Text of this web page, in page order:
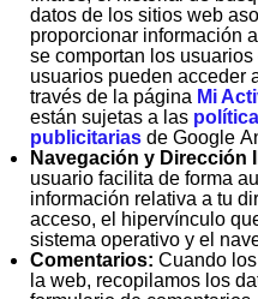
datos de los sitios web
proporcionar información
se comportan los
usuarios pueden acceder
través de la página Mi
están sujetas a las
publicitarias de Google
Navegación y Dirección
usuario facilita de forma
información relativa a tu
acceso, el hipervínculo
sistema operativo y el
Comentarios: Cuando
la web, recopilamos los